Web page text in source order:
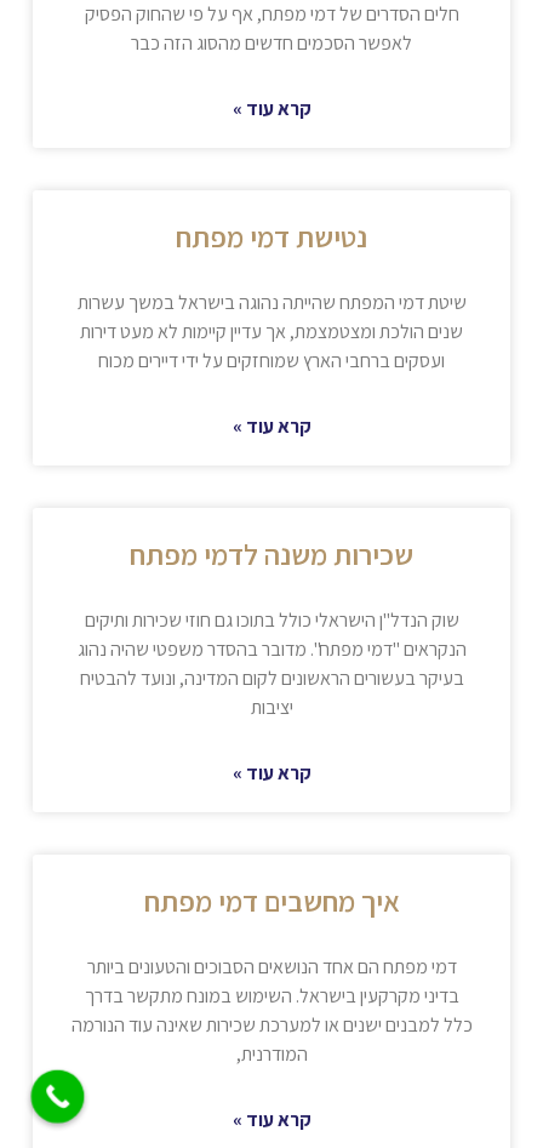
חלים הסדרים של דמי מפתח, אף על פי שהחוק הפסיק
לאפשר הסכמים חדשים מהסוג הזה כבר
קרא עוד »
נטישת דמי מפתח
שיטת דמי המפתח שהייתה נהוגה בישראל במשך עשרות
שנים הולכת ומצטמצמת, אך עדיין קיימות לא מעט דירות
ועסקים ברחבי הארץ שמוחזקים על ידי דיירים מכוח
קרא עוד »
שכירות משנה לדמי מפתח
שוק הנדל"ן הישראלי כולל בתוכו גם חוזי שכירות ותיקים
הנקראים "דמי מפתח". מדובר בהסדר משפטי שהיה נהוג
בעיקר בעשורים הראשונים לקום המדינה, ונועד להבטיח
יציבות
קרא עוד »
איך מחשבים דמי מפתח
דמי מפתח הם אחד הנושאים הסבוכים והטעונים ביותר
בדיני מקרקעין בישראל. השימוש במונח מתקשר בדרך
כלל למבנים ישנים או למערכת שכירות שאינה עוד הנורמה
המודרנית,
קרא עוד »